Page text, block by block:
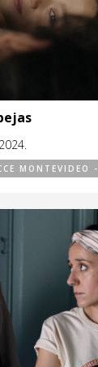
MONTEVIDEO